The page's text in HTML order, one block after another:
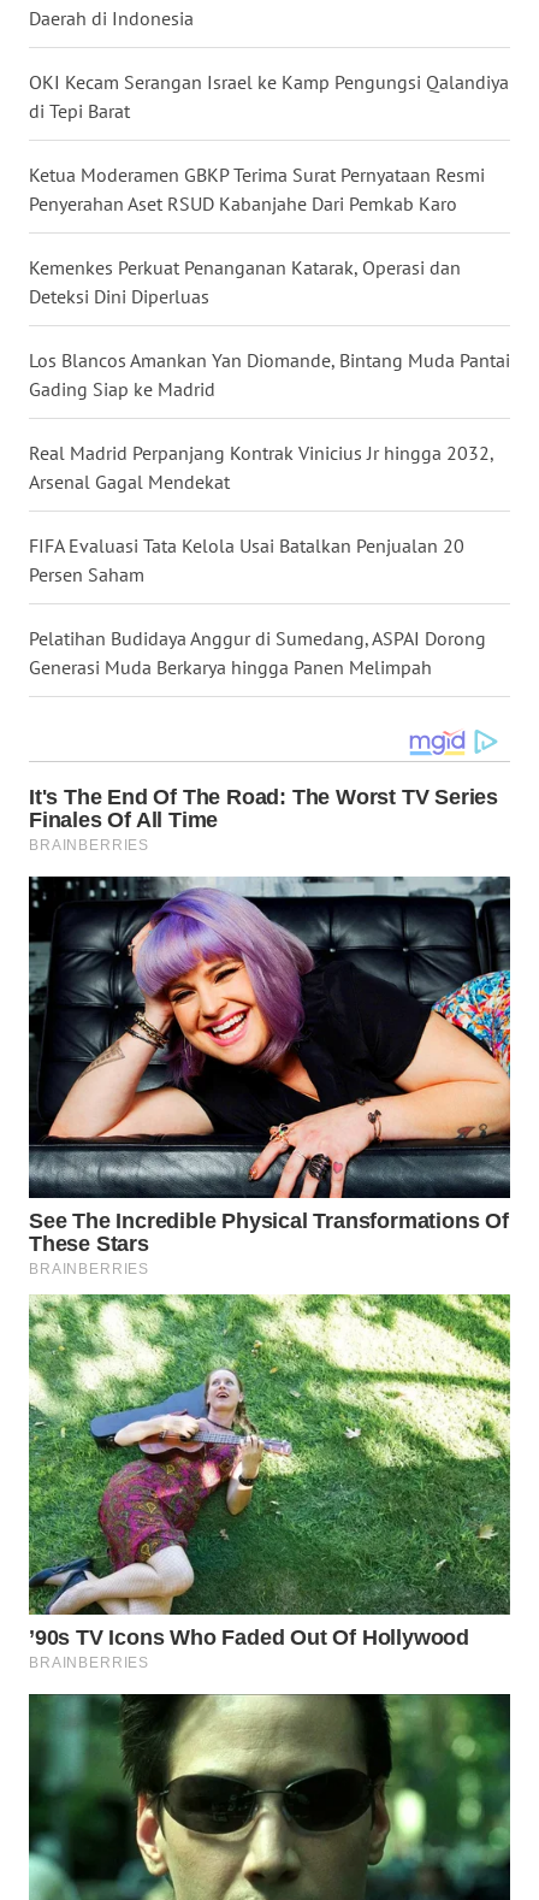
Daerah di Indonesia
OKI Kecam Serangan Israel ke Kamp Pengungsi Qalandiya
di Tepi Barat
Ketua Moderamen GBKP Terima Surat Pernyataan Resmi
Penyerahan Aset RSUD Kabanjahe Dari Pemkab Karo
Kemenkes Perkuat Penanganan Katarak, Operasi dan
Deteksi Dini Diperluas
Los Blancos Amankan Yan Diomande, Bintang Muda Pantai
Gading Siap ke Madrid
Real Madrid Perpanjang Kontrak Vinicius Jr hingga 2032,
Arsenal Gagal Mendekat
FIFA Evaluasi Tata Kelola Usai Batalkan Penjualan 20
Persen Saham
Pelatihan Budidaya Anggur di Sumedang, ASPAI Dorong
Generasi Muda Berkarya hingga Panen Melimpah
WN
WN
WN
TOBA
WN
NIAS
WN
LANGKAT
WN
TAPANULI
SELATAN
LESUNG
WN
KARO
WN
SIMALUNGUN
WN
LABUHANBATU
WN
TAPANULI
TENGAH
WN DELI
SERDANG
WN
TEBING
TINGGI
WN
PAKPAK
WN
KARAWANG
WN
BEKASI
WN
DEPOK
TAPANULI